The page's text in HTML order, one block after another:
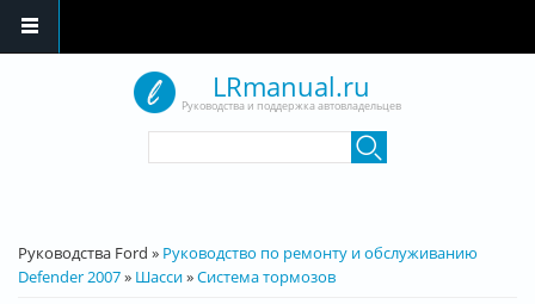
LRmanual.ru
Руководства и поддержка автовладельцев
Вы здесь
Руководства Ford » Руководство по ремонту и обслуживанию
Defender 2007» Шасси»Система тормозов